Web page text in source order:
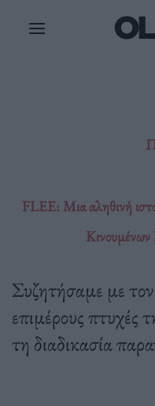
FLEE: Μια αληθινή
Συζητήσαμε με
επιμέρους πτυχές
τη διαδικασία